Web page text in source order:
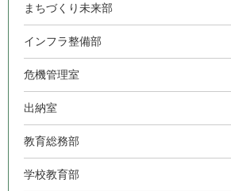
まちづくり未来部
インフラ整備部
危機管理室
出納室
教育総務部
学校教育部